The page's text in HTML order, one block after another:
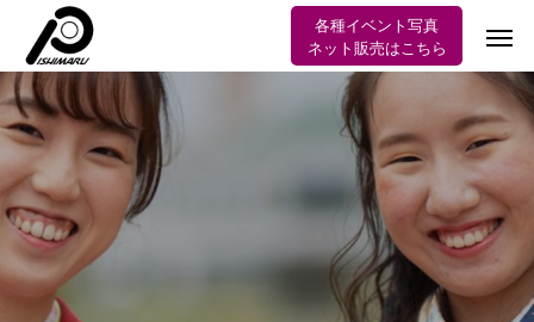
各種イベント写真
ネット販売はこちら